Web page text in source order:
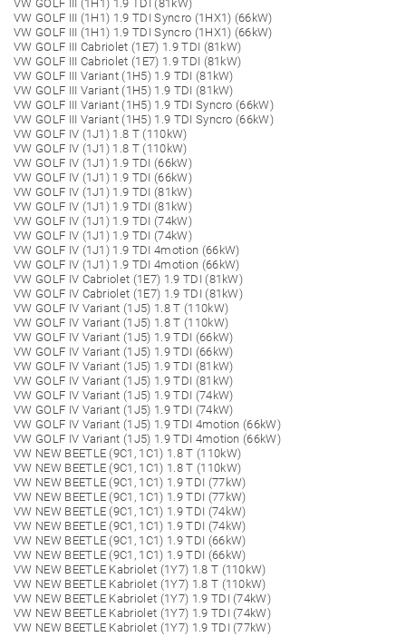
VW GOLF III (1H1) 1.9 TDI (81kW)
VW GOLF III (1H1) 1.9 TDI Syncro (1HX1) (66kW)
VW GOLF III (1H1) 1.9 TDI Syncro (1HX1) (66kW)
VW GOLF III Cabriolet (1E7) 1.9 TDI (81kW)
VW GOLF III Cabriolet (1E7) 1.9 TDI (81kW)
VW GOLF III Variant (1H5) 1.9 TDI (81kW)
VW GOLF III Variant (1H5) 1.9 TDI (81kW)
VW GOLF III Variant (1H5) 1.9 TDI Syncro (66kW)
VW GOLF III Variant (1H5) 1.9 TDI Syncro (66kW)
VW GOLF IV (1J1) 1.8 T (110kW)
VW GOLF IV (1J1) 1.8 T (110kW)
VW GOLF IV (1J1) 1.9 TDI (66kW)
VW GOLF IV (1J1) 1.9 TDI (66kW)
VW GOLF IV (1J1) 1.9 TDI (81kW)
VW GOLF IV (1J1) 1.9 TDI (81kW)
VW GOLF IV (1J1) 1.9 TDI (74kW)
VW GOLF IV (1J1) 1.9 TDI (74kW)
VW GOLF IV (1J1) 1.9 TDI 4motion (66kW)
VW GOLF IV (1J1) 1.9 TDI 4motion (66kW)
VW GOLF IV Cabriolet (1E7) 1.9 TDI (81kW)
VW GOLF IV Cabriolet (1E7) 1.9 TDI (81kW)
VW GOLF IV Variant (1J5) 1.8 T (110kW)
VW GOLF IV Variant (1J5) 1.8 T (110kW)
VW GOLF IV Variant (1J5) 1.9 TDI (66kW)
VW GOLF IV Variant (1J5) 1.9 TDI (66kW)
VW GOLF IV Variant (1J5) 1.9 TDI (81kW)
VW GOLF IV Variant (1J5) 1.9 TDI (81kW)
VW GOLF IV Variant (1J5) 1.9 TDI (74kW)
VW GOLF IV Variant (1J5) 1.9 TDI (74kW)
VW GOLF IV Variant (1J5) 1.9 TDI 4motion (66kW)
VW GOLF IV Variant (1J5) 1.9 TDI 4motion (66kW)
VW NEW BEETLE (9C1, 1C1) 1.8 T (110kW)
VW NEW BEETLE (9C1, 1C1) 1.8 T (110kW)
VW NEW BEETLE (9C1, 1C1) 1.9 TDI (77kW)
VW NEW BEETLE (9C1, 1C1) 1.9 TDI (77kW)
VW NEW BEETLE (9C1, 1C1) 1.9 TDI (74kW)
VW NEW BEETLE (9C1, 1C1) 1.9 TDI (74kW)
VW NEW BEETLE (9C1, 1C1) 1.9 TDI (66kW)
VW NEW BEETLE (9C1, 1C1) 1.9 TDI (66kW)
VW NEW BEETLE Kabriolet (1Y7) 1.8 T (110kW)
VW NEW BEETLE Kabriolet (1Y7) 1.8 T (110kW)
VW NEW BEETLE Kabriolet (1Y7) 1.9 TDI (74kW)
VW NEW BEETLE Kabriolet (1Y7) 1.9 TDI (74kW)
VW NEW BEETLE Kabriolet (1Y7) 1.9 TDI (77kW)